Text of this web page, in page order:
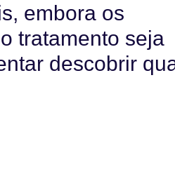
embora os
tratamento seja
descobrir